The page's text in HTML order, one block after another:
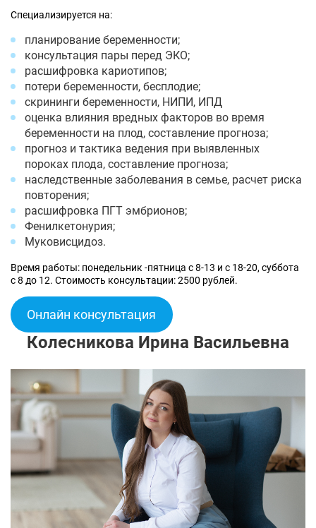
Специализируется на:
планирование беременности;
консультация пары перед ЭКО;
расшифровка кариотипов;
потери беременности, бесплодие;
скрининги беременности, НИПИ, ИПД
оценка влияния вредных факторов во время
беременности на плод, составление прогноза;
прогноз и тактика ведения при выявленных
пороках плода, составление прогноза;
наследственные заболевания в семье, расчет риска
повторения;
расшифровка ПГТ эмбрионов;
Фенилкетонурия;
Муковисцидоз.
Время работы: понедельник -пятница с 8-13 и с 18-20, суббота
с 8 до 12. Стоимость консультации: 2500 рублей.
Онлайн консультация
Колесникова Ирина Васильевна